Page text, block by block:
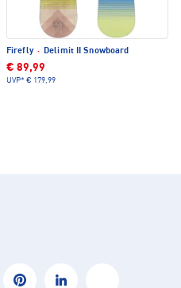
Firefly · Delimit II Snowboard
€ 89,99
UVP* € 179,99